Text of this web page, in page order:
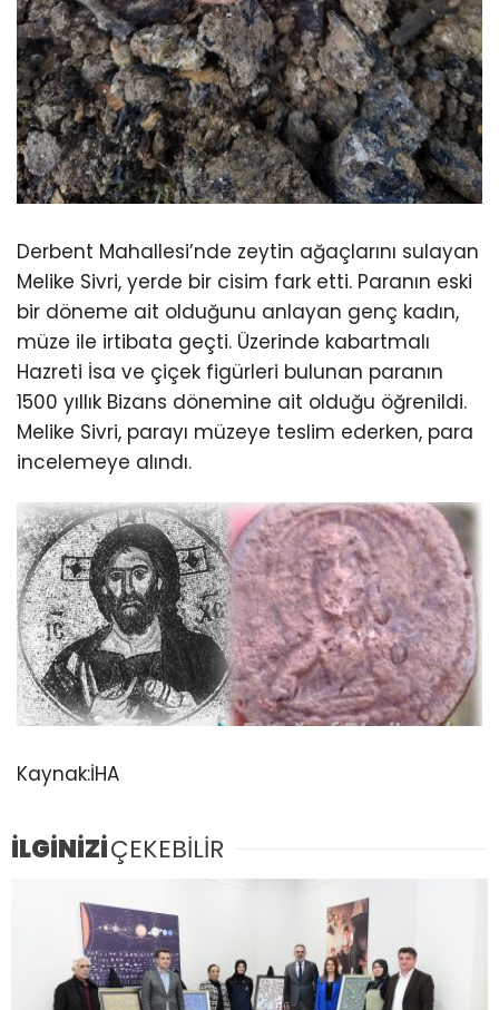
Derbent Mahallesi’nde zeytin ağaçlarını sulayan
Melike Sivri, yerde bir cisim fark etti. Paranın eski
bir döneme ait olduğunu anlayan genç kadın,
müze ile irtibata geçti. Üzerinde kabartmalı
Hazreti İsa ve çiçek figürleri bulunan paranın
1500 yıllık Bizans dönemine ait olduğu öğrenildi.
Melike Sivri, parayı müzeye teslim ederken, para
incelemeye alındı.
Kaynak:İHA
İLGİNİZİÇEKEBİLİR